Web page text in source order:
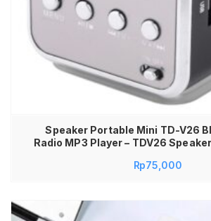
Speaker Portable Mini TD-V26
Radio MP3 Player – TDV26
Support FM Radio Speaker
Rp75,000